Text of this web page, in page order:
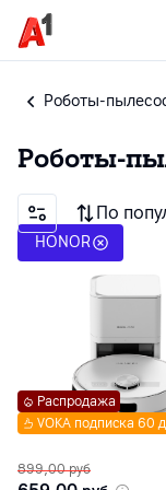
Роботы-
Роботы-
По
HONOR
VOKA подписка 60
Распродажа
899,00 руб